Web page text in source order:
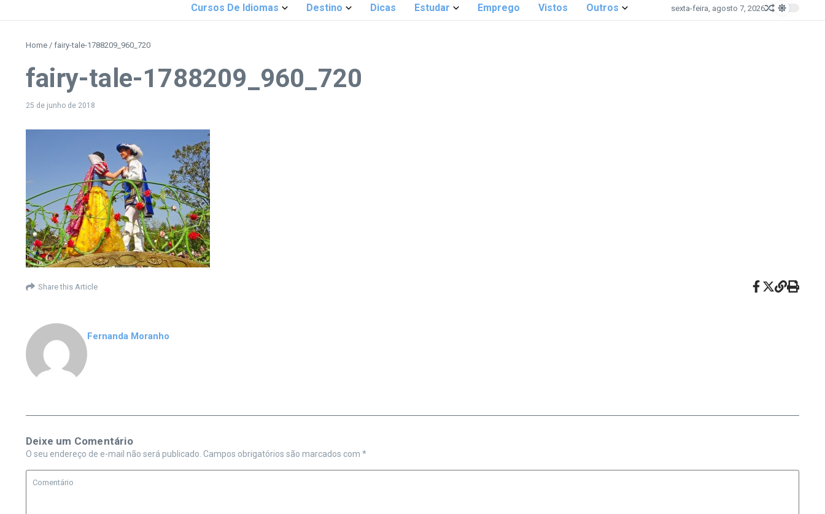
Cursos De Idiomas Destino Dicas Estudar Emprego Vistos Outros sexta-feira, agosto 7, 2026
Home / fairy-tale-1788209_960_720
fairy-tale-1788209_960_720
25 de junho de 2018
Share this Article
Fernanda Moranho
Deixe um Comentário
O seu endereço de e-mail não será publicado. Campos obrigatórios são marcados com *